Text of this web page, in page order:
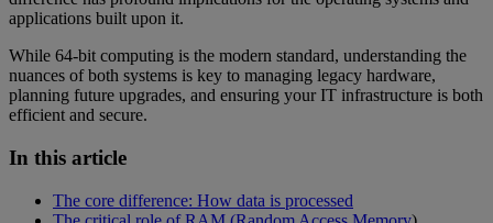
applications built upon it.
While 64-bit computing is the modern standard, understanding the
nuances of both systems is key to managing legacy hardware,
planning future upgrades, and ensuring your IT infrastructure is both
efficient and secure.
In this article
The core difference: How data is processed